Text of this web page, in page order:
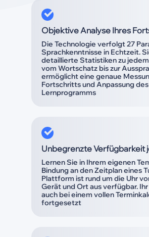
Objektive Analyse Ihres
Die Technologie verfolgt 27
Sprachkenntnisse in Echtzeit.
detaillierte Statistiken zu
vom Wortschatz bis zur
ermöglicht eine genaue
Fortschritts und Anpassung des
Lernprogramms
Unbegrenzte Verfügbarkeit
Lernen Sie in Ihrem eigenen
Bindung an den Zeitplan eines
Plattform ist rund um die Uhr
Gerät und Ort aus verfügbar.
auch bei einem vollen
fortgesetzt